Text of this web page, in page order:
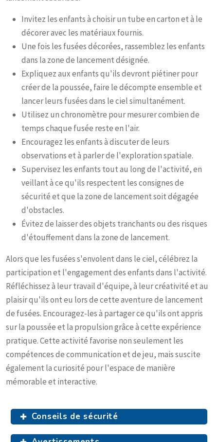
Invitez les enfants à choisir un tube en carton et à le
décorer avec les matériaux fournis.
Une fois les fusées décorées, rassemblez les enfants
dans la zone de lancement désignée.
Expliquez aux enfants qu'ils devront piétiner pour
créer de la poussée, faire le décompte ensemble et
lancer leurs fusées dans le ciel simultanément.
Utilisez un chronomètre pour mesurer combien de
temps chaque fusée reste en l'air.
Encouragez les enfants à discuter de leurs
observations et à parler de l'exploration spatiale.
Supervisez les enfants tout au long de l'activité, en
veillant à ce qu'ils respectent les consignes de
sécurité et que la zone de lancement soit dégagée
d'obstacles.
Évitez de laisser des objets tranchants ou des risques
d'étouffement dans la zone de lancement.
Alors que les fusées s'envolent dans le ciel, célébrez la
participation et l'engagement des enfants dans l'activité.
Réfléchissez à leur travail d'équipe, à leur créativité et au
plaisir qu'ils ont eu lors de cette aventure de lancement
de fusées. Encouragez-les à partager ce qu'ils ont appris
sur la poussée et la propulsion grâce à cette expérience
pratique. Cette activité favorise non seulement les
compétences de communication et de jeu, mais suscite
également la curiosité pour l'espace de manière
mémorable et interactive.
Conseils de sécurité